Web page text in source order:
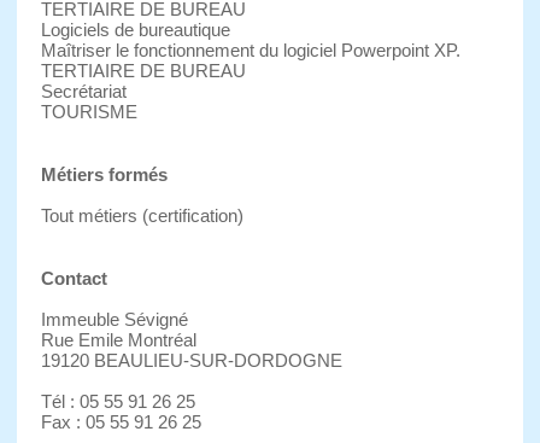
TERTIAIRE DE BUREAU
Logiciels de bureautique
Maîtriser le fonctionnement du logiciel Powerpoint XP.
TERTIAIRE DE BUREAU
Secrétariat
TOURISME
Métiers formés
Tout métiers (certification)
Contact
Immeuble Sévigné
Rue Emile Montréal
19120 BEAULIEU-SUR-DORDOGNE
Tél : 05 55 91 26 25
Fax : 05 55 91 26 25